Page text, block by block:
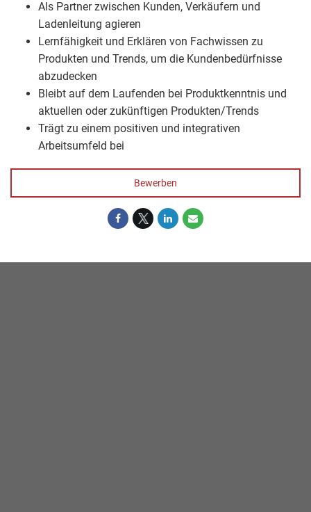
Als Partner zwischen Kunden, Verkäufern und
Ladenleitung agieren
Lernfähigkeit und Erklären von Fachwissen zu
Produkten und Trends, um die Kundenbedürfnisse
abzudecken
Bleibt auf dem Laufenden bei Produktkenntnis und
aktuellen oder zukünftigen Produkten/Trends
Trägt zu einem positiven und integrativen
Arbeitsumfeld bei
Bewerben